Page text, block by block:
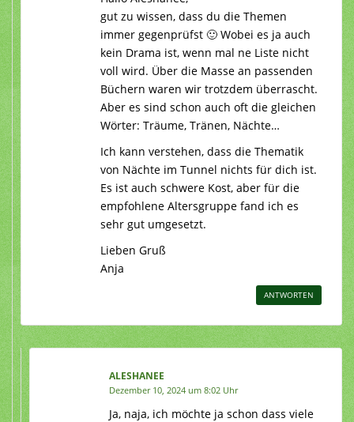
gut zu wissen, dass du die Themen
immer gegenprüfst 🙂 Wobei es ja auch
kein Drama ist, wenn mal ne Liste nicht
voll wird. Über die Masse an passenden
Büchern waren wir trotzdem überrascht.
Aber es sind schon auch oft die gleichen
Wörter: Träume, Tränen, Nächte…
Ich kann verstehen, dass die Thematik
von Nächte im Tunnel nichts für dich ist.
Es ist auch schwere Kost, aber für die
empfohlene Altersgruppe fand ich es
sehr gut umgesetzt.
Lieben Gruß
Anja
ANTWORTEN
ALESHANEE
Dezember 10, 2024 um 8:02 Uhr
Ja, naja, ich möchte ja schon dass viele